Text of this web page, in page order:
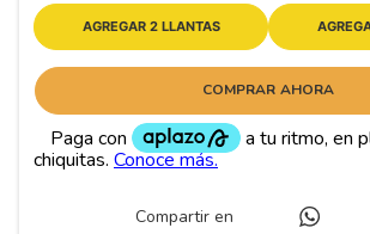
AGREGAR 2 LLANTAS
COMPRAR AHORA
Compartir en